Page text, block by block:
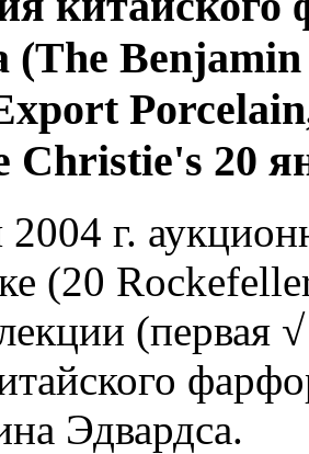
(The
Christie's 20
2004 г.
(20
(первая
Эдвардса.